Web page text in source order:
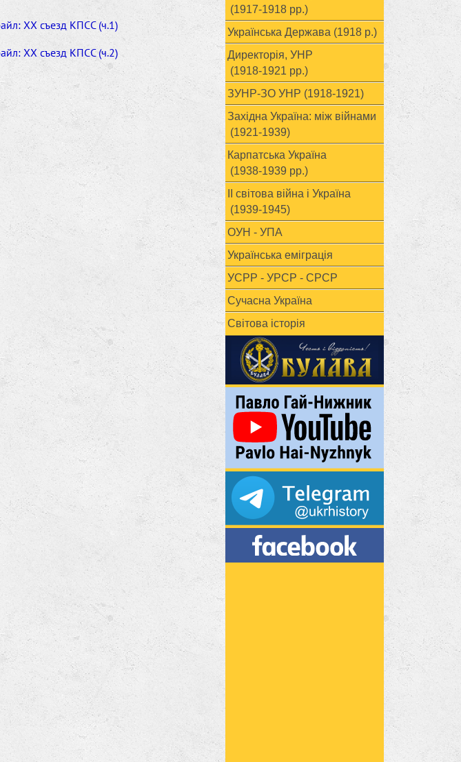
ХХ съезд КПСС (ч.1)
ХХ съезд КПСС (ч.2)
(1917-1918 рр.)
Українська Держава (1918 р.)
Директорія, УНР
(1918-1921 рр.)
ЗУНР-ЗО УНР (1918-1921)
Західна Україна: між війнами
(1921-1939)
Карпатська Україна
(1938-1939 рр.)
ІІ світова війна і Україна
(1939-1945)
ОУН - УПА
Українська еміграція
УСРР - УРСР - СРСР
Сучасна Україна
Світова історія